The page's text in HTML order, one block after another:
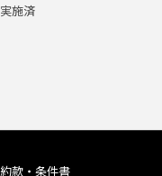
施済
款・条件書